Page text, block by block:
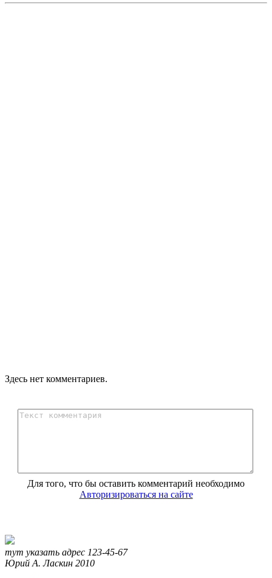
Здесь нет комментариев.
Для того, что бы оставить комментарий необходимо
Авторизироваться на сайте
тут указать адрес 123-45-67
Юрий А. Ласкин 2010